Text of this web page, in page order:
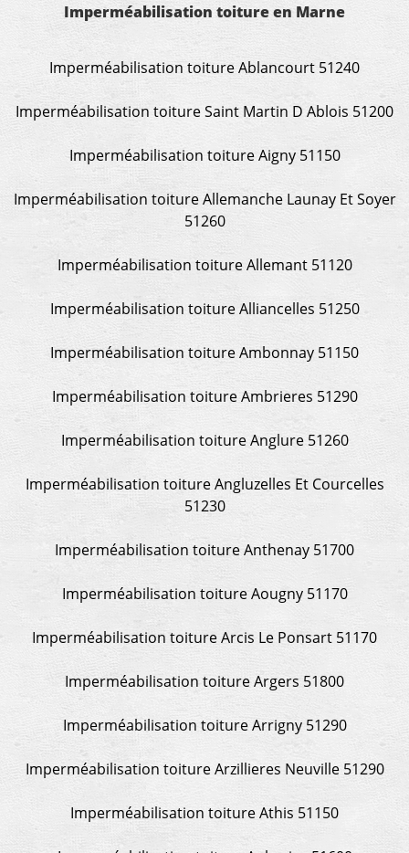
Imperméabilisation toiture en Marne
Imperméabilisation toiture Ablancourt 51240
Imperméabilisation toiture Saint Martin D Ablois 51200
Imperméabilisation toiture Aigny 51150
Imperméabilisation toiture Allemanche Launay Et Soyer
51260
Imperméabilisation toiture Allemant 51120
Imperméabilisation toiture Alliancelles 51250
Imperméabilisation toiture Ambonnay 51150
Imperméabilisation toiture Ambrieres 51290
Imperméabilisation toiture Anglure 51260
Imperméabilisation toiture Angluzelles Et Courcelles
51230
Imperméabilisation toiture Anthenay 51700
Imperméabilisation toiture Aougny 51170
Imperméabilisation toiture Arcis Le Ponsart 51170
Imperméabilisation toiture Argers 51800
Imperméabilisation toiture Arrigny 51290
Imperméabilisation toiture Arzillieres Neuville 51290
Imperméabilisation toiture Athis 51150